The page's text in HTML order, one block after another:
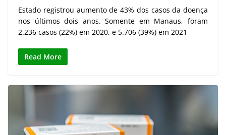
Estado registrou aumento de 43% dos casos da doença
nos últimos dois anos. Somente em Manaus, foram
2.236 casos (22%) em 2020, e 5.706 (39%) em 2021
Read More